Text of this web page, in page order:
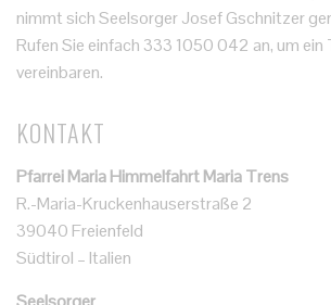
nimmt sich Seelsorger Josef Gschnitzer
Rufen Sie einfach 333 1050 042 an, um ein
vereinbaren.
KONTAKT
Pfarrei Maria Himmelfahrt Maria Trens
R.-Maria-Kruckenhauserstraße 2
39040 Freienfeld
Südtirol – Italien